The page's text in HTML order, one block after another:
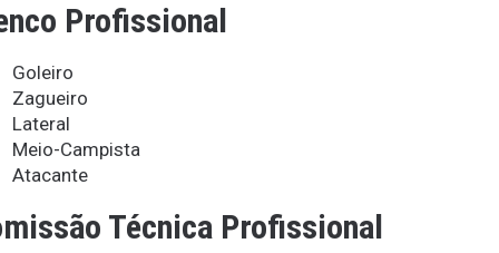
Profissional
Goleiro
Zagueiro
Lateral
Meio-Campista
Atacante
Técnica Profissional